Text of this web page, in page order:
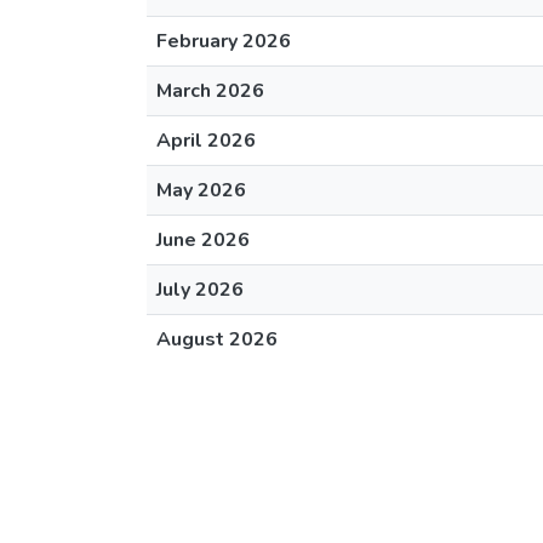
February 2026
March 2026
April 2026
May 2026
June 2026
July 2026
August 2026